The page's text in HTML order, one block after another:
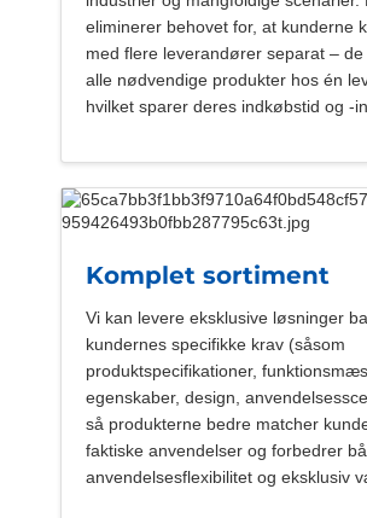
eliminerer behovet for, at kunderne
med flere leverandører separat –
alle nødvendige produkter hos én
hvilket sparer deres indkøbstid og -
Komplet sortiment
Vi kan levere eksklusive løsninger
kundernes specifikke krav (såsom
produktspecifikationer,
egenskaber, design,
så produkterne bedre matcher
faktiske anvendelser og forbedrer
anvendelsesflexibilitet og eksklusiv